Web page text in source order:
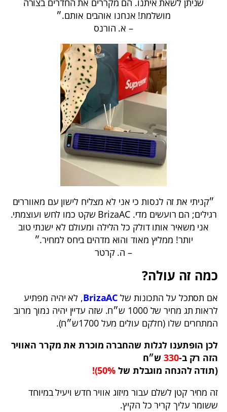
מושלמת! אנחנו אוהבים אותם.״
– א. הורנס
״קניתי את זה לנסות כי אני לא מצליח לישון עם מאווררים
רגילים; הם רועשים מדי. BrizaAC שקט כמו לחש ועוצמתי.
אני משאיר אותו דולק כל הלילה ומעולם לא ישנתי טוב
יותר! ממליץ מאוד והוא מדהים ביחס למחיר.״
– ה. קרטר
כמה זה עולה?
אם תסתכל על התכונות של BrizaAC, לא יהיה מפתיע
לראות תג מחיר של 1000 ש״ח. שזה עדיין יהיה נמוך מרוב
המתחרים שלו (חלקם עולים מעל 1700ש״ח).
לכן הופתענו לגלות שהחברה מוכרת את מקרר האוויר
הזה רק ב-330ש״ח
(תודה להנחה מוגבלת של 50%)!
זה מחיר קטן לשלם עבור מיזוג אוויר חדש ויעיל במיוחד
ששומר עליך קריר כל הקיץ.